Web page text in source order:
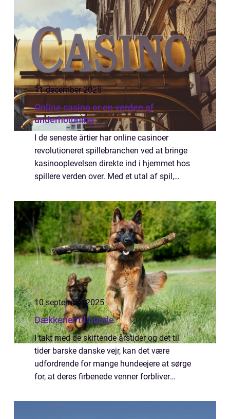
11 december 2025
Online casino er en verden af
underholdning
I de seneste årtier har online casinoer
revolutioneret spillebranchen ved at bringe
kasinooplevelsen direkte ind i hjemmet hos
spillere verden over. Med et utal af spil,
konstante teknologiske fr...
10 september 2025
Dækkener til hunde
I takt med de skiftende årstider og det til
tider barske danske vejr, kan det være
udfordrende for mange hundeejere at sørge
for, at deres firbenede venner forbliver
Dækkener til...